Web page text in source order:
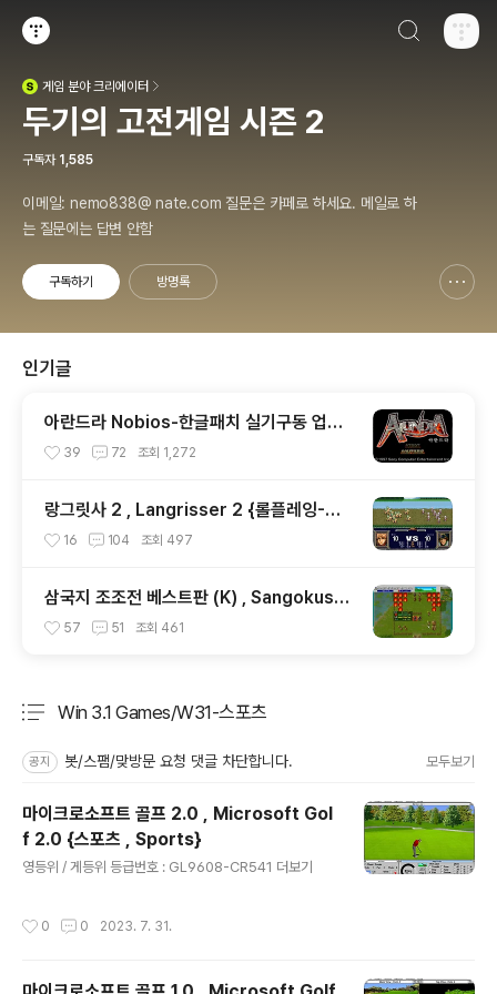
게임 분야 크리에이터
두기의 고전게임 시즌 2
구독자 1,585
이메일: nemo838@ nate.com 질문은 카페로 하세요. 메일로 하
는 질문에는 답변 안함
구독하기 방명록
인기글
아란드라 Nobios-한글패치 실기구동 업데
이트 (PS1)
39 72 조회 1,272
랑그릿사 2 , Langrisser 2 {롤플레잉-전
략 , RPG-Strategy}
16 104 조회 497
삼국지 조조전 베스트판 (K) , Sangokushi
Sousouden the Best (K) {롤플레잉-전
57 51 조회 461
Win 3.1 Games/W31-스포츠
공지 봇/스팸/맞방문 요청 댓글 차단합니다. 모두보기
마이크로소프트 골프 2.0 , Microsoft Gol
f 2.0 {스포츠 , Sports}
영등위 / 게등위 등급번호 : GL9608-CR541 더보기
0 0 2023. 7. 31.